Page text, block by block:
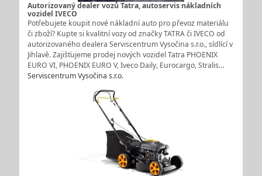
Autorizovaný dealer vozů Tatra, autoservis nákladních
vozidel IVECO
Potřebujete koupit nové nákladní auto pro převoz materiálu
či zboží? Kupte si kvalitní vozy od značky TATRA či IVECO od
autorizovaného dealera Serviscentrum Vysočina s.r.o., sídlící v
Jihlavě. Zajišťujeme prodej nových vozidel Tatra PHOENIX
EURO VI, PHOENIX EURO V, Iveco Daily, Eurocargo, Stralis…
Serviscentrum Vysočina s.r.o.